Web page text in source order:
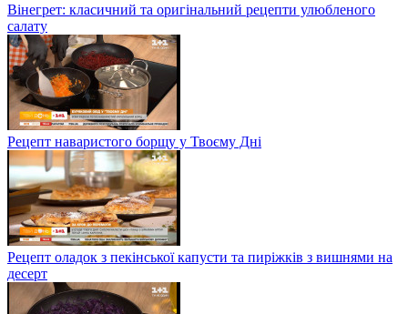
Вінегрет: класичний та оригінальний рецепти улюбленого
салату
Рецепт наваристого борщу у Твоєму Дні
Рецепт оладок з пекінської капусти та пиріжків з вишнями на
десерт